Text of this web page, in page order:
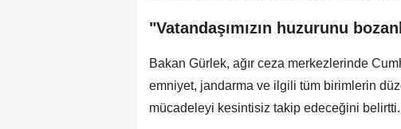
"Vatandaşımızın huzurunu
Bakan Gürlek, ağır ceza merkezlerinde
emniyet, jandarma ve ilgili tüm birimlerin
mücadeleyi kesintisiz takip edeceğini belirtti.